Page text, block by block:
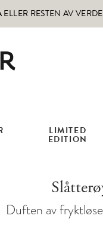
RESTEN AV
LIMITED
EDITION
Duften av